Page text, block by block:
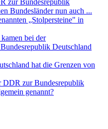
Bundesländer nun auch ...
„Stolpersteine" in
bei der
Deutschland
hat die Grenzen von
DDR zur Bundesrepublik
genannt?